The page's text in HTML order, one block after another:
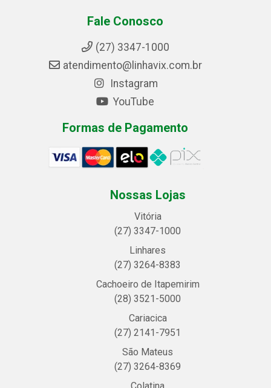
Fale Conosco
(27) 3347-1000
atendimento@linhavix.com.br
Instagram
YouTube
Formas de Pagamento
Nossas Lojas
Vitória
(27) 3347-1000
Linhares
(27) 3264-8383
Cachoeiro de Itapemirim
(28) 3521-5000
Cariacica
(27) 2141-7951
São Mateus
(27) 3264-8369